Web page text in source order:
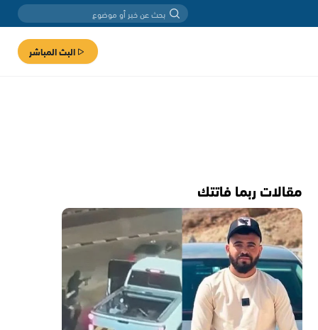
البث المباشر
مقالات ربما فاتتك